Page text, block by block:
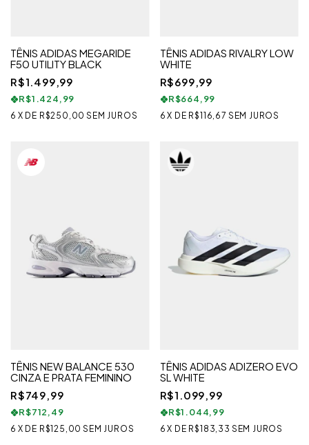
TÊNIS ADIDAS MEGARIDE
F50 UTILITY BLACK
R$1.499,99
R$1.424,99
6 X DE R$250,00 SEM JUROS
TÊNIS ADIDAS RIVALRY LOW
WHITE
R$699,99
R$664,99
6 X DE R$116,67 SEM JUROS
TÊNIS NEW BALANCE 530
CINZA E PRATA FEMININO
R$749,99
R$712,49
6 X DE R$125,00 SEM JUROS
TÊNIS ADIDAS ADIZERO EVO
SL WHITE
R$1.099,99
R$1.044,99
6 X DE R$183,33 SEM JUROS